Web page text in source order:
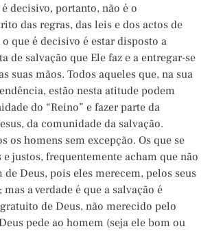
decisivo, portanto, não é o
das regras, das leis e dos actos de
que é decisivo é estar disposto a
de salvação que Ele faz e a entregar-se
suas mãos. Todos aqueles que, na sua
estão nesta atitude podem
do “Reino” e fazer parte da
da comunidade da salvação.
os homens sem excepção. Os que se
justos, frequentemente acham que não
Deus, pois eles merecem, pelos seus
a verdade é que a salvação é
de Deus, não merecido pelo
pede ao homem (seja ele bom ou